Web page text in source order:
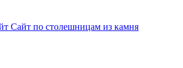
Сайт по столешницам из камня